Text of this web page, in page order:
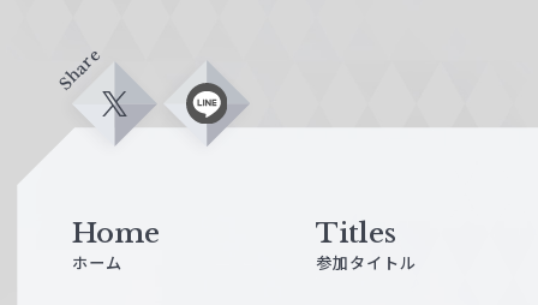
Share
X L
Home
ホーム
Titles
参加タイトル